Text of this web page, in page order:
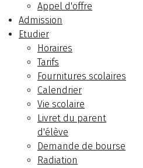
Appel d'offre
Admission
Etudier
Horaires
Tarifs
Fournitures scolaires
Calendrier
Vie scolaire
Livret du parent
d'élève
Demande de bourse
Radiation